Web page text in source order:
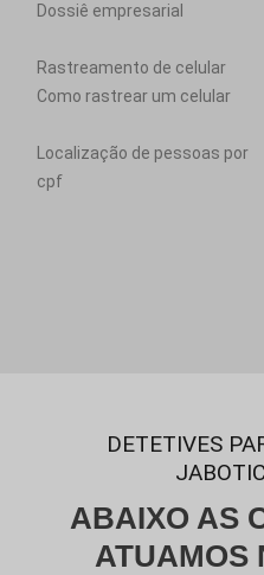
Dossiê empresarial
Rastreamento de celular
Como rastrear um celular
Localização de pessoas por
cpf
DETETIVES
ABAIXO AS
ATUAMOS